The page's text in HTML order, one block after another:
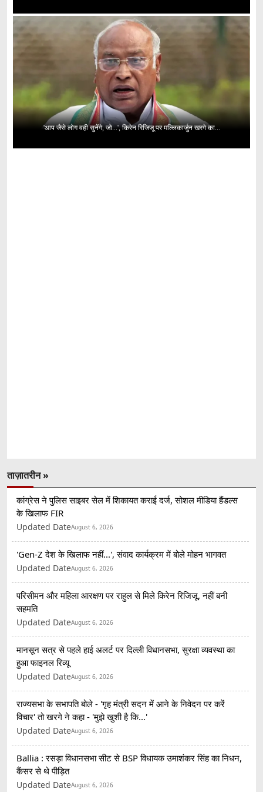
'आप जैसे लोग वही सुनेंगे, जो...', किरेन रिजिजू पर मल्लिकार्जुन खरगे का...
ताज़ातरीन »
कांग्रेस ने पुलिस साइबर सेल में शिकायत कराई दर्ज, सोशल मीडिया हैंडल्स
के खिलाफ FIR
Updated DateAugust 6, 2026
'Gen-Z देश के खिलाफ नहीं...', संवाद कार्यक्रम में बोले मोहन भागवत
Updated DateAugust 6, 2026
परिसीमन और महिला आरक्षण पर राहुल से मिले किरेन रिजिजू, नहीं बनी
सहमति
Updated DateAugust 6, 2026
मानसून सत्र से पहले हाई अलर्ट पर दिल्ली विधानसभा, सुरक्षा व्यवस्था का
हुआ फाइनल रिव्यू
Updated DateAugust 6, 2026
राज्यसभा के सभापति बोले - 'गृह मंत्री सदन में आने के निवेदन पर करें
विचार' तो खरगे ने कहा - 'मुझे खुशी है कि...'
Updated DateAugust 6, 2026
Ballia : रसड़ा विधानसभा सीट से BSP विधायक उमाशंकर सिंह का निधन,
कैंसर से थे पीड़ित
Updated DateAugust 6, 2026